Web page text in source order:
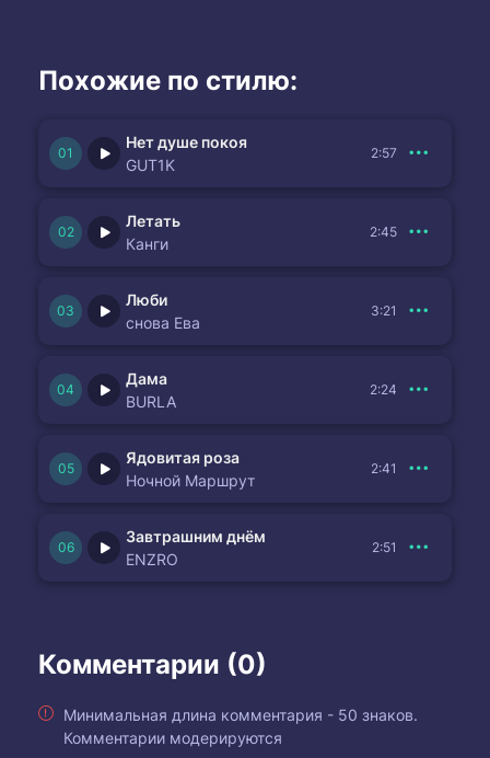
Похожие по стилю:
Нет душе покоя
GUT1K
2:57
Летать
Канги
2:45
Люби
снова Ева
3:21
Дама
BURLA
2:24
Ядовитая роза
Ночной Маршрут
2:41
Завтрашним днём
ENZRO
2:51
Комментарии (0)
Минимальная длина комментария - 50 знаков.
Комментарии модерируются